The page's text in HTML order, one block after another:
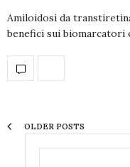
Amiloidosi da
benefici sui
OLDER POSTS